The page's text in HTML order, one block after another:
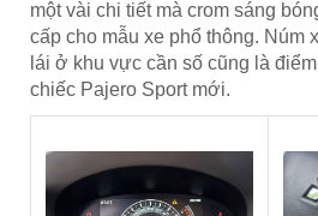
một vài chi tiết mà crom sáng
cấp cho mẫu xe phổ thông. Núm
lái ở khu vực cần số cũng là
chiếc Pajero Sport mới.